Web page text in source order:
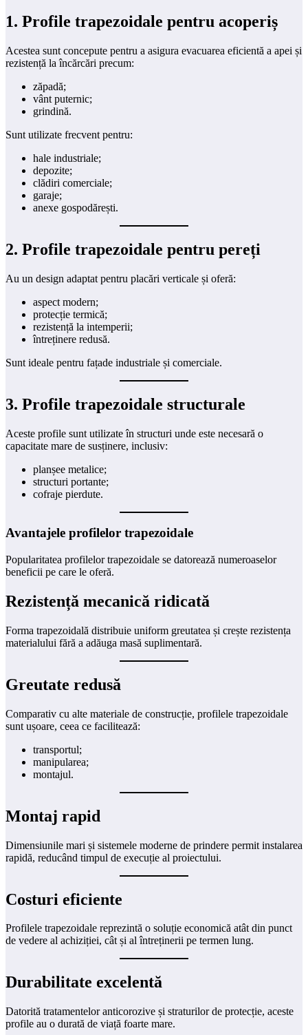
1. Profile trapezoidale pentru acoperiș
Acestea sunt concepute pentru a asigura evacuarea eficientă a apei și
rezistență la încărcări precum:
zăpadă;
vânt puternic;
grindină.
Sunt utilizate frecvent pentru:
hale industriale;
depozite;
clădiri comerciale;
garaje;
anexe gospodărești.
2. Profile trapezoidale pentru pereți
Au un design adaptat pentru placări verticale și oferă:
aspect modern;
protecție termică;
rezistență la intemperii;
întreținere redusă.
Sunt ideale pentru fațade industriale și comerciale.
3. Profile trapezoidale structurale
Aceste profile sunt utilizate în structuri unde este necesară o
capacitate mare de susținere, inclusiv:
planșee metalice;
structuri portante;
cofraje pierdute.
Avantajele profilelor trapezoidale
Popularitatea profilelor trapezoidale se datorează numeroaselor
beneficii pe care le oferă.
Rezistență mecanică ridicată
Forma trapezoidală distribuie uniform greutatea și crește rezistența
materialului fără a adăuga masă suplimentară.
Greutate redusă
Comparativ cu alte materiale de construcție, profilele trapezoidale
sunt ușoare, ceea ce facilitează:
transportul;
manipularea;
montajul.
Montaj rapid
Dimensiunile mari și sistemele moderne de prindere permit instalarea
rapidă, reducând timpul de execuție al proiectului.
Costuri eficiente
Profilele trapezoidale reprezintă o soluție economică atât din punct
de vedere al achiziției, cât și al întreținerii pe termen lung.
Durabilitate excelentă
Datorită tratamentelor anticorozive și straturilor de protecție, aceste
profile au o durată de viață foarte mare.